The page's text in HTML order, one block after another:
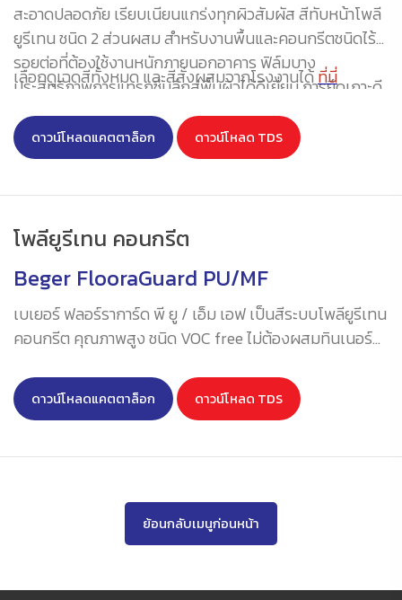
สะอาดปลอดภัย เรียบเนียนแกร่งทุกผิวสัมผัส สีทับหน้าโพลี
ยูรีเทน ชนิด 2 ส่วนผสม สำหรับงานพื้นและคอนกรีตชนิดไร้
รอยต่อที่ต้องใช้งานหนักภายนอกอาคาร ฟิล์มบาง
ประสิทธิภาพการแทรกซึมลึกสู่พื้นผิวได้ดีเยี่ยม การยึดเกาะดี
เป็นเลิศ มีความทนทานสูง
เลือกดูเฉดสีทั้งหมด และสีสั่งผสมจากโรงงานได้ที่นี่
ดาวน์โหลดแคตตาล็อก ดาวน์โหลด TDS
โพลียูรีเทน คอนกรีต
Beger FlooraGuard PU/MF
เบเยอร์ ฟลอร์ราการ์ด พี ยู / เอ็ม เอฟ เป็นสีระบบโพลียูรีเทน
คอนกรีต คุณภาพสูง ชนิด VOC free ไม่ต้องผสมทินเนอร์
สามารถทำความหนาได้ตั้งแต่ 3 ถึง 5 มิลลิเมตร ตามความ
เหมาะสมต่อการใช้งาน มีคุณสมบัติแข็งแรง คงทน และ
เปลี่ยน แปลงอุณหภูมิอย่างฉับพลันได้อย่างดีเยี่ยม และยัง
พื้นบ่อย ๆ มีใบรับรองความปลอดภัยสำหรับการใช้งานใน
อุตสาหกรรมอาหารและเครื่องดื่ม HACCP (ดูใบรับรอง
ดาวน์โหลดแคตตาล็อก ดาวน์โหลด TDS
ย้อนกลับเมนูก่อนหน้า